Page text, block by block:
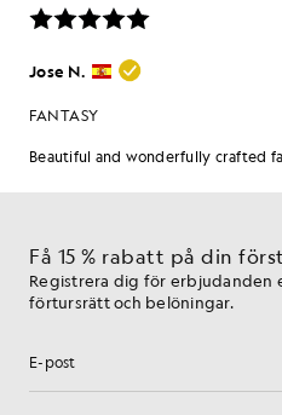
Få 15 % rabatt på din
Registrera dig för erbjudanden
förtursrätt och belöningar.
E-postadress